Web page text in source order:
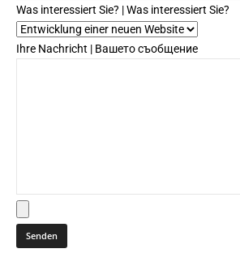
Was interessiert Sie? | Was interessiert Sie?
Ihre Nachricht | Вашето съобщение